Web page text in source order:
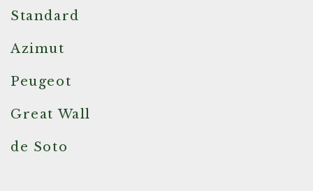
Standard
Azimut
Peugeot
Great Wall
de Soto